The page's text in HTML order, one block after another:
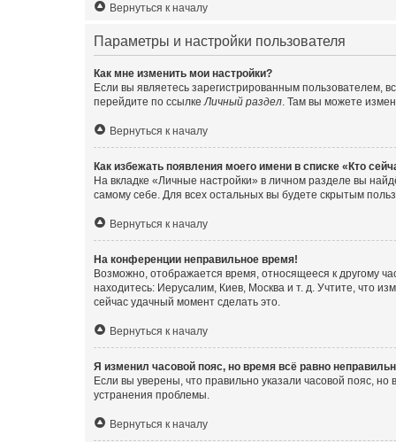
Вернуться к началу
Параметры и настройки пользователя
Как мне изменить мои настройки?
Если вы являетесь зарегистрированным пользователем,
перейдите по ссылкеЛичный раздел. Там вы можете
Вернуться к началу
Как избежать появления моего имени в списке «Кто
На вкладке «Личные настройки» в личном разделе вы
самому себе. Для всех остальных вы будете скрытым
Вернуться к началу
На конференции неправильное время!
Возможно, отображается время, относящееся к другому
находитесь: Иерусалим, Киев, Москва и т. д. Учтите, что
сейчас удачный момент сделать это.
Вернуться к началу
Я изменил часовой пояс, но время всё равно
Если вы уверены, что правильно указали часовой пояс,
устранения проблемы.
Вернуться к началу